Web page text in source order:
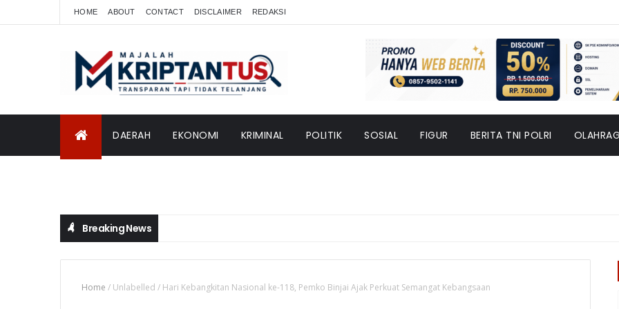
HOME ABOUT CONTACT DISCLAIMER REDAKSI
DAERAH EKONOMI KRIMINAL POLITIK SOSIAL FIGUR BERITA TNI POLRI
Breaking News
Home / Unlabelled / Hari Kebangkitan Nasional ke-118, Pemko Binjai Ajak Perkuat Semangat Kebangsaan